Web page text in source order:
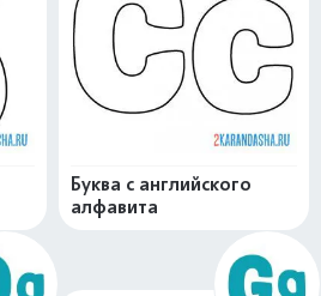
Буква c английского
алфавита